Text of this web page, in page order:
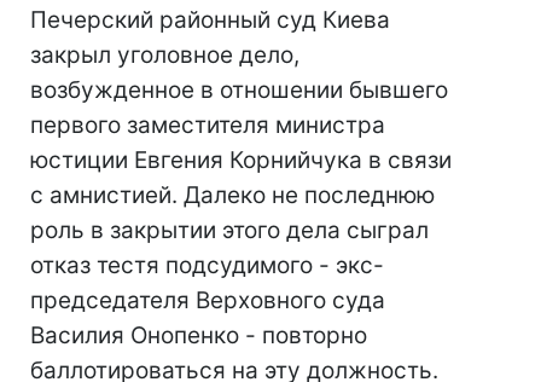
Печерский районный суд Киева
закрыл уголовное дело,
возбужденное в отношении бывшего
первого заместителя министра
юстиции Евгения Корнийчука в связи
с амнистией. Далеко не последнюю
роль в закрытии этого дела сыграл
отказ тестя подсудимого - экс-
председателя Верховного суда
Василия Онопенко - повторно
баллотироваться на эту должность.